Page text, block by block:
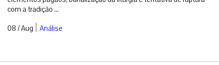
com a tradição ...
08 / Aug | Análise